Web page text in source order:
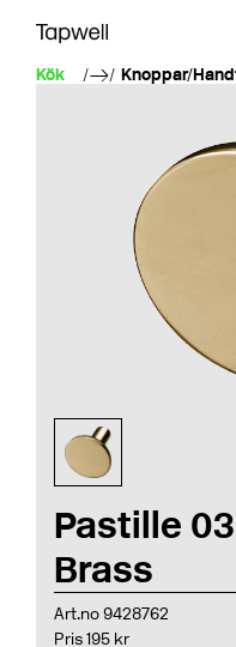
Kök Knoppar/
Pastille
Brass
Art.no 9428762
Pris 195 kr